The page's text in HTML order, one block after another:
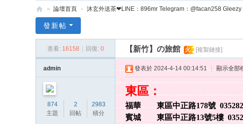
玄
» 論壇首頁 › 沐玄外送茶❤LINE：896mr Telegram：@facan258 Gleezy
發新帖
查看: 16158 回復: 0 【新竹】の旅館 火 [複製鏈接]
admin
874
主題
2
回帖
2983
積分
發表於 2024-4-14 00:14:51 顯示全部
東區：
福華 東區中正路178號
賓城 東區中正路13號5樓